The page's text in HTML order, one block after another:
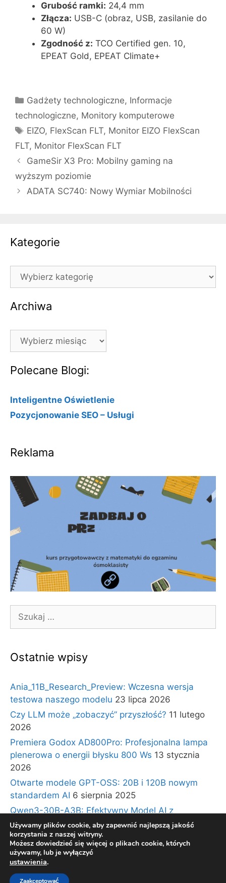
Grubość ramki: 24,4 mm
Złącza: USB-C (obraz, USB, zasilanie do
60 W)
Zgodność z: TCO Certified gen. 10,
EPEAT Gold, EPEAT Climate+
Kategorie
Gadżety technologiczne, Informacje
technologiczne, Monitory komputerowe
Tagi
EIZO, FlexScan FLT, Monitor EIZO FlexScan
FLT, Monitor FlexScan FLT
GameSir X3 Pro: Mobilny gaming na
wyższym poziomie
ADATA SC740: Nowy Wymiar Mobilności
Kategorie
Kategorie
Archiwa
Archiwa
Polecane Blogi:
Inteligentne Oświetlenie
Pozycjonowanie SEO – Usługi
Reklama
Szukaj:
Ostatnie wpisy
Ania_11B_Research_Preview: Wczesna wersja
testowa naszego modelu 23 lipca 2026
Czy LLM może „zobaczyć” przyszłość? 11 lutego
2026
Premiera Godox AD800Pro: Profesjonalna lampa
plenerowa o energii błysku 800 Ws 13 stycznia
2026
Otwarte modele GPT-OSS: 20B i 120B nowym
standardem AI 6 sierpnia 2025
Qwen3-30B-A3B: Efektywny Model AI z
Architekturą Ekspertów i Długim Kontekstem 30
lipca 2025
Używamy plików cookie, aby zapewnić najlepszą jakość
korzystania z naszej witryny.
Możesz dowiedzieć się więcej o plikach cookie, których
używamy, lub je wyłączyć
ustawienia.
Zaakceptować